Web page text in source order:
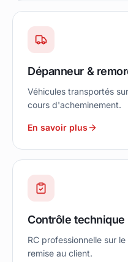
Dépanneur &
Véhicules transportés
cours d'acheminement.
En savoir plus
Contrôle technique
RC professionnelle sur
remise au client.